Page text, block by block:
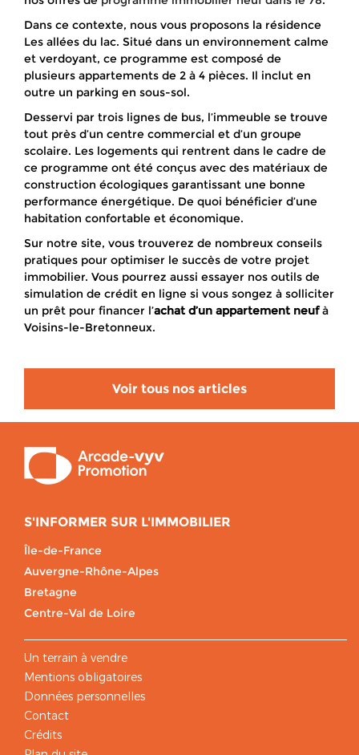
Dans ce contexte, nous vous proposons la résidence
Les allées du lac. Situé dans un environnement calme
et verdoyant, ce programme est composé de
plusieurs appartements de 2 à 4 pièces. Il inclut en
outre un parking en sous-sol.
Desservi par trois lignes de bus, l’immeuble se trouve
tout près d’un centre commercial et d’un groupe
scolaire. Les logements qui rentrent dans le cadre de
ce programme ont été conçus avec des matériaux de
construction écologiques garantissant une bonne
performance énergétique. De quoi bénéficier d’une
habitation confortable et économique.
Sur notre site, vous trouverez de nombreux conseils
pratiques pour optimiser le succès de votre projet
immobilier. Vous pourrez aussi essayer nos outils de
simulation de crédit en ligne si vous songez à solliciter
un prêt pour financer l’achat d’un appartement neufà
Voisins-le-Bretonneux.
Voir tous nos articles
S'INFORMER SUR L'IMMOBILIER
Île-de-France
Auvergne-Rhône-Alpes
Bretagne
Centre-Val de Loire
Un terrain à vendre
Mentions obligatoires
Données personnelles
Contact
Crédits